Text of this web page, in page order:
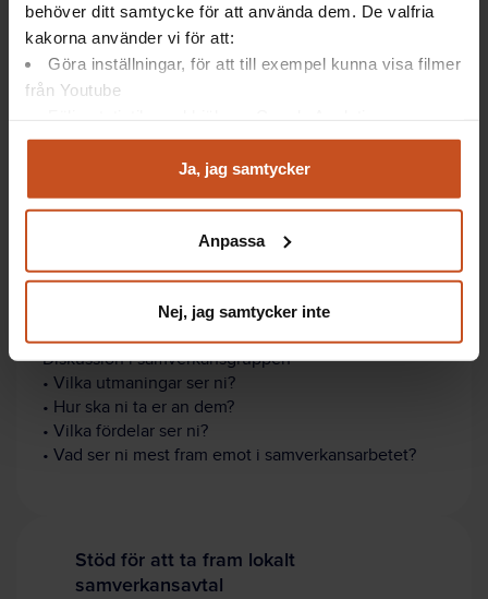
behöver ditt samtycke för att använda dem. De valfria
kakorna använder vi för att:
Göra inställningar, för att till exempel kunna visa filmer
från Youtube
Analysera trafik för att kunna visa riktad information
Du kan när som helst återta ditt godkännande genom att
integritet@suntarbetsliv.se.
Ja, jag samtycker
Anpassa
Nej, jag samtycker inte
Den goda dialogen
Övning:
• Titta på filmen Bättre möten
• Vad kan ni tänka på i era samtal för att stärka
Samverkan som process
Övning:
aktuella att arbeta med i samverkan första året?
• Hur gör ni detta på bästa sätt?
Diskussion i samverkansgruppen
• Vilka utmaningar ser ni?
• Hur ska ni ta er an dem?
• Vilka fördelar ser ni?
• Vad ser ni mest fram emot i samverkansarbetet?
Stöd för att ta fram lokalt
samverkansavtal